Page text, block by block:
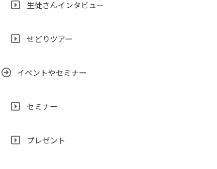
生徒さんインタビュー
せどりツアー
イベントやセミナー
セミナー
プレゼント